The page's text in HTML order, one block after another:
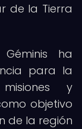
de la Tierra
ha
para la
y
objetivo
de la región